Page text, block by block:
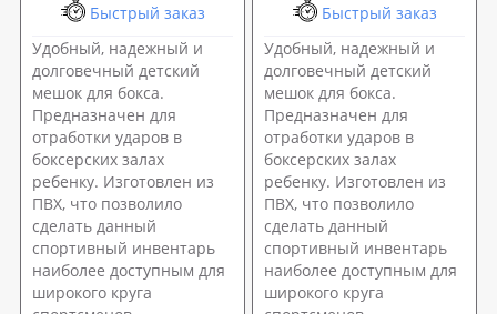
Быстрый заказ
Удобный, надежный и
долговечный детский
мешок для бокса.
Предназначен для
отработки ударов в
боксерских залах
ребенку. Изготовлен из
ПВХ, что позволило
сделать данный
спортивный инвентарь
наиболее доступным для
широкого круга
Быстрый заказ
Удобный, надежный и
долговечный детский
мешок для бокса.
Предназначен для
отработки ударов в
боксерских залах
ребенку. Изготовлен из
ПВХ, что позволило
сделать данный
спортивный инвентарь
наиболее доступным для
широкого круга